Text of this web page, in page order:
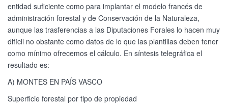
entidad suficiente como para implantar el modelo francés de
administración forestal y de Conservación de la Naturaleza,
aunque las trasferencias a las Diputaciones Forales lo hacen muy
difícil no obstante como datos de lo que las plantillas deben tener
como mínimo ofrecemos el cálculo. En síntesis telegráfica el
resultado es:
A) MONTES EN PAÍS VASCO
Superficie forestal por tipo de propiedad